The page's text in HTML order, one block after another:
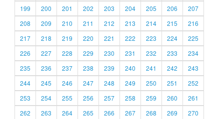
199
200 201 202 203 204 205 206
207
208
209 210 211 212 213 214 215
216
217
218 219 220 221 222 223 224
225
226
227 228 229 230 231 232 233
234
235
236 237 238 239 240 241 242
243
244
245 246 247 248 249 250 251
252
253
254 255 256 257 258 259 260
261
262
263 264 265 266 267 268 269
270